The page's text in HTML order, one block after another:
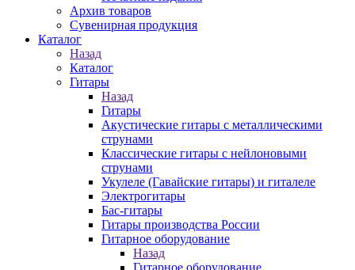
Архив товаров
Сувенирная продукция
Каталог
Назад
Каталог
Гитары
Назад
Гитары
Акустические гитары с металлическими
струнами
Классические гитары с нейлоновыми
струнами
Укулеле (Гавайские гитары) и гиталеле
Электрогитары
Бас-гитары
Гитары производства России
Гитарное оборудование
Назад
Гитарное оборудование